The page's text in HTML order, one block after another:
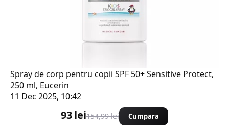
Spray de corp pentru copii SPF 50+ Sensitive Protect,
250 ml, Eucerin
11 Dec 2025, 10:42
93 lei154,99 lei Cumpara